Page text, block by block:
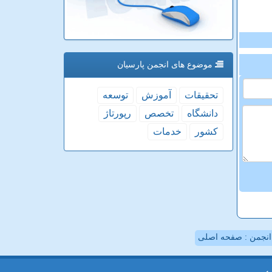
موضوع های انجمن پارسیان
تحقیقات آموزش
توسعه
دانشگاه
تخصص
رپورتاژ
كشور
خدمات
: صفحه اصلی